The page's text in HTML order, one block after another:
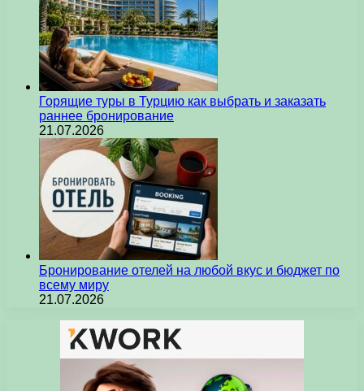
Горящие туры в Турцию как выбрать и заказать
раннее бронирование
21.07.2026
Бронирование отелей на любой вкус и бюджет по
всему миру
21.07.2026